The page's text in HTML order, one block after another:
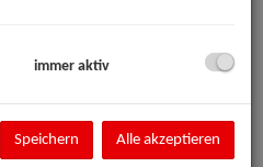
immer aktiv
Speichern Alle akzeptieren